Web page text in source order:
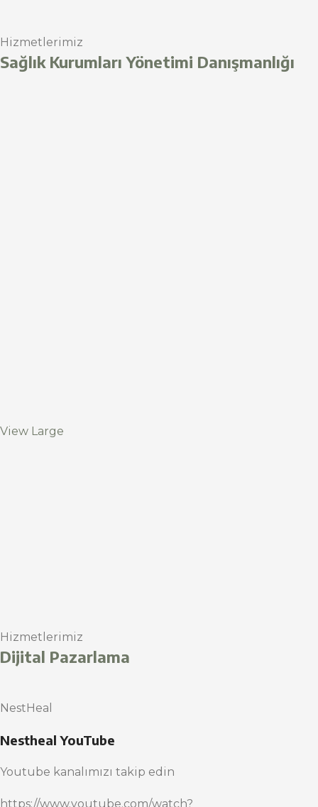
Hizmetlerimiz
Sağlık Kurumları Yönetimi Danışmanlığı
View Large
Hizmetlerimiz
Dijital Pazarlama
NestHeal
Nestheal YouTube
Youtube kanalımızı takip edin
https://www.youtube.com/watch?